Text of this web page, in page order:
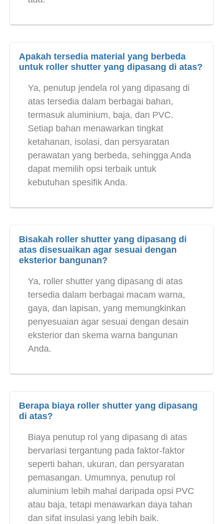
Apakah tersedia material yang berbeda
untuk roller shutter yang dipasang di atas?
Ya, penutup jendela rol yang dipasang di
atas tersedia dalam berbagai bahan,
termasuk aluminium, baja, dan PVC.
Setiap bahan menawarkan tingkat
ketahanan, isolasi, dan persyaratan
perawatan yang berbeda, sehingga Anda
dapat memilih opsi terbaik untuk
kebutuhan spesifik Anda.
Bisakah roller shutter yang dipasang di
atas disesuaikan agar sesuai dengan
eksterior bangunan?
Ya, roller shutter yang dipasang di atas
tersedia dalam berbagai macam warna,
gaya, dan lapisan, yang memungkinkan
penyesuaian agar sesuai dengan desain
eksterior dan skema warna bangunan
Anda.
Berapa biaya roller shutter yang dipasang
di atas?
Biaya penutup rol yang dipasang di atas
bervariasi tergantung pada faktor-faktor
seperti bahan, ukuran, dan persyaratan
pemasangan. Umumnya, penutup rol
aluminium lebih mahal daripada opsi PVC
atau baja, tetapi menawarkan daya tahan
dan sifat insulasi yang lebih baik.